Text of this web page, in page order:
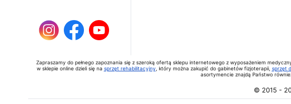
Zapraszamy do pełnego zapoznania się z szeroką ofertą sklepu internetowego z wyposażeniem
w sklepie online dzieli się na sprzęt rehabilitacyjny , który można zakupić do gabinetów fizjoterapii, sprzęt
asortymencie znajdą Państwo
© 2015 -